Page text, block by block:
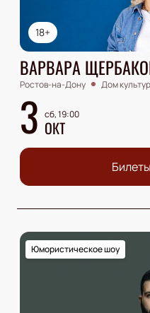
18+
ВАРВАРА
Ростов-на-Дону Дом
3 сб, 19:00
ОКТ
Юмористическое шоу